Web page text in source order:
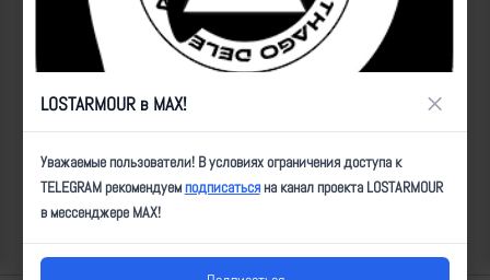
ID: Майринк, Hazarescu
2100| Теги:Поражение объектов, неизвестный БП, ПС
LOSTARMOUR в MAX! ×
Уважаемые пользователи! В условиях ограничения доступа к
TELEGRAM рекомендуемподписатьсяна канал проекта LOSTARMOUR
в мессенджере MAX!